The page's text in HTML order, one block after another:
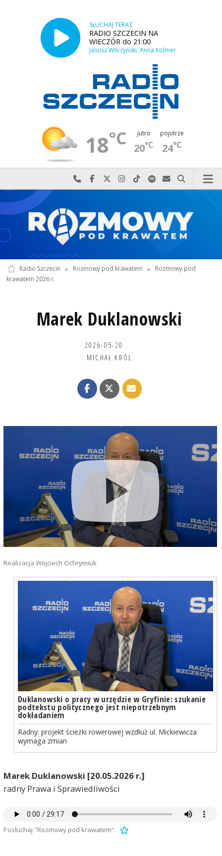
SŁUCHAJ TERAZ
RADIO SZCZECIN NA
WIECZÓR do 21:00
Janusz Wilczyński, Anna Kolmer
18°C jutro
20°C
pojutrze
24°C
Najlepiej po prostu do nas zadzwoń
Odwiedź nas na Facebook-u
Odwiedź nas na X
Odwiedź nas na Instagram-ie
Odwiedź nas na TikTok-u
Szukaj nas na Spotify
Wyślij do nas
Szukaj
Radio Szczecin » Rozmowy pod krawatem »
Rozmowy pod
krawatem 2026 r.
Marek Duklanowski
2026-05-20
MICHAŁ KRÓL
Realizacja Wojciech Ochrymiuk
Duklanowski o pracy w urzędzie w Gryfinie: szukanie
podtekstu politycznego jest niepotrzebnym
dokładaniem
Radny: projekt ścieżki rowerowej wzdłuż ul. Mickiewicza
wymaga zmian
Marek Duklanowski [20.05.2026 r.]
radny Prawa i Sprawiedliwości
Posłuchaj "Rozmowy pod krawatem".